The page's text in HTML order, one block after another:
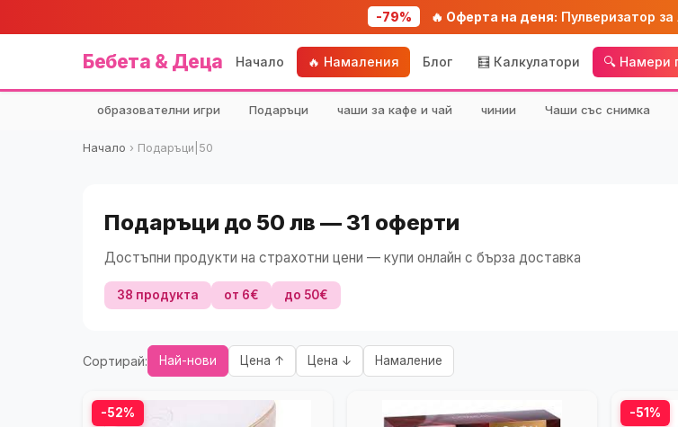
-79% 🔥 Оферта на деня: Пулверизатор
Бебета & Деца Начало 🔥 Намаления Блог 🧮 Калкулатори 🔍 Намери
образователни игри Подаръци чаши за кафе и чай чинии Чаши със снимка
Начало › Подаръци|50
Подаръци до 50 лв — 31 оферти
Достъпни продукти на страхотни цени — купи онлайн с бърза доставка
38 продукта от 6€ до 50€
Сортирай: Най-нови Цена ↑ Цена ↓ Намаление
-52% -51%